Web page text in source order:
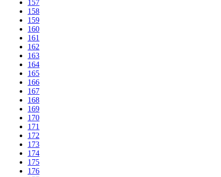
157
158
159
160
161
162
163
164
165
166
167
168
169
170
171
172
173
174
175
176